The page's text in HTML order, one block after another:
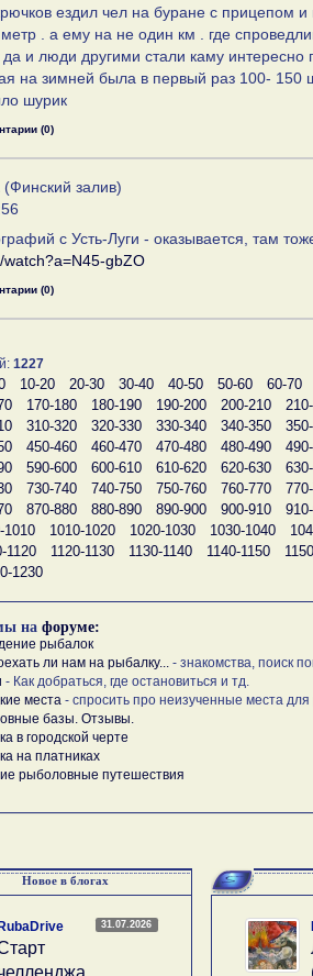
ездил чел на буране с прицепом
. а ему на не один км . где
и люди другими стали каму интересно
на зимней была в первый раз 100- 150
шурик
(0)
(Финский залив)
с Усть-Луги - оказывается, там
watch?a=N45-gbZO
(0)
1227
10-20 20-30 30-40 40-50 50-60 60-70
170-180 180-190 190-200 200-210
310-320 320-330 330-340 340-350
450-460 460-470 470-480 480-490
590-600 600-610 610-620 620-630
730-740 740-750 750-760 760-770
870-880 880-890 890-900 900-910
1010 1010-1020 1020-1030 1030-1040
1120 1120-1130 1130-1140 1140-1150
1230
на форуме:
рыбалок
ли нам на рыбалку... - знакомства, поиск
- Как добраться, где остановиться и тд.
места - спросить про неизученные места
базы. Отзывы.
в городской черте
на платниках
рыболовные путешествия
Новое в блогах
31.07.2026
RubaDrive